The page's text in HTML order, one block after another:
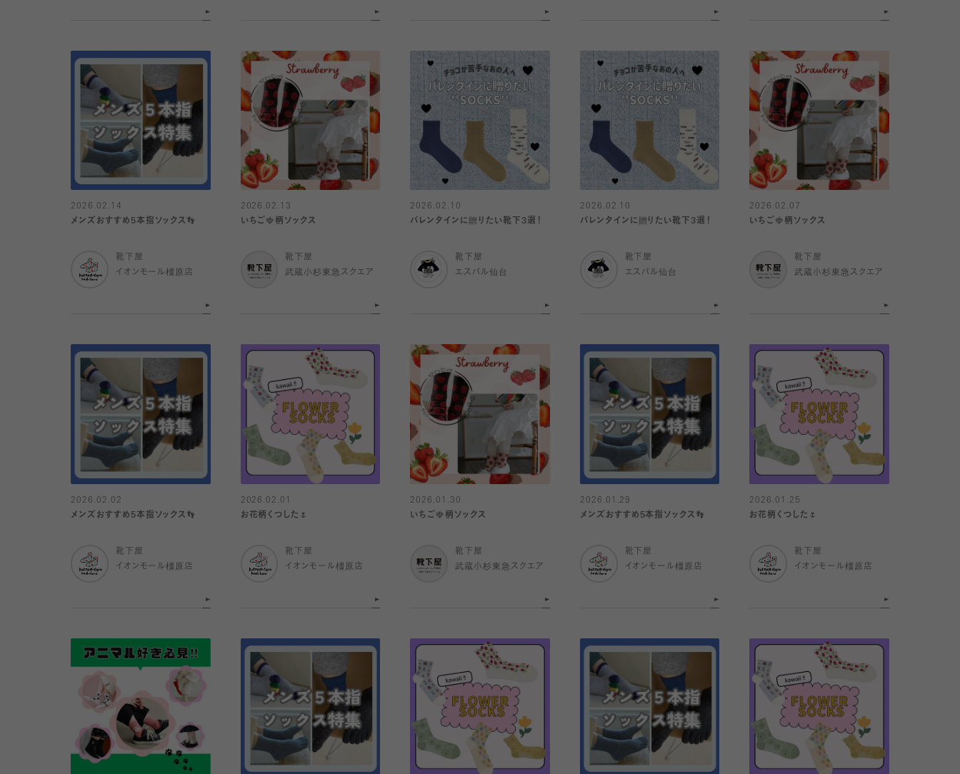
2026.02.14
メンズおすすめ5本指ソックス👣
靴下屋
イオンモール橿原店
2026.02.13
いちご🍓柄ソックス
靴下屋
武蔵小杉東急スクエア
2026.02.10
バレンタインに贈りたい靴下3選！
靴下屋
エスパル仙台
2026.02.10
バレンタインに贈りたい靴下3選！
靴下屋
エスパル仙台
2026.02.07
いちご🍓柄ソックス
靴下屋
武蔵小杉東急スクエア
2026.02.02
メンズおすすめ5本指ソックス👣
靴下屋
イオンモール橿原店
2026.02.01
お花柄くつした🌷
靴下屋
イオンモール橿原店
2026.01.30
いちご🍓柄ソックス
靴下屋
武蔵小杉東急スクエア
2026.01.29
メンズおすすめ5本指ソックス👣
靴下屋
イオンモール橿原店
2026.01.25
お花柄くつした🌷
靴下屋
イオンモール橿原店